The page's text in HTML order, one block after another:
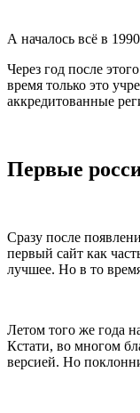
А началось всё в
Через год после
время только это
аккредитованные
Первые
Сразу после
первый сайт как
лучшее. Но в то
Летом того же года
Кстати, во многом
версией. Но